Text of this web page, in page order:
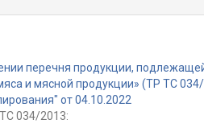
перечня продукции,
и мясной продукции» (ТР ТС
от 04.10.2022
034/2013: